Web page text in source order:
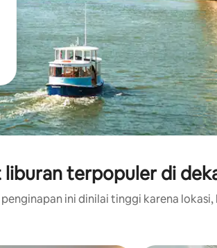
terpopuler di
ini dinilai tinggi karena lokasi,